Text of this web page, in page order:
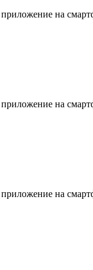
на
на
на